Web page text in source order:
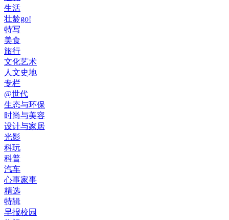
生活
壮龄go!
特写
美食
旅行
文化艺术
人文史地
专栏
@世代
生态与环保
时尚与美容
设计与家居
光影
科玩
科普
汽车
心事家事
精选
特辑
早报校园